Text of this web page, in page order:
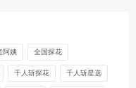
阿姨 全国探花
千人斩探花 千人斩星选